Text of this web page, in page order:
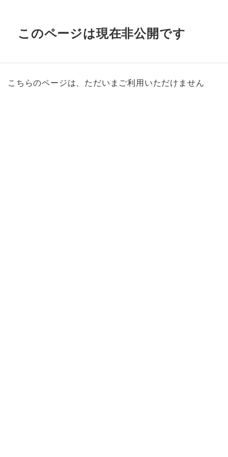
このページは現在非公開です
こちらのページは、ただいまご利用いただけません